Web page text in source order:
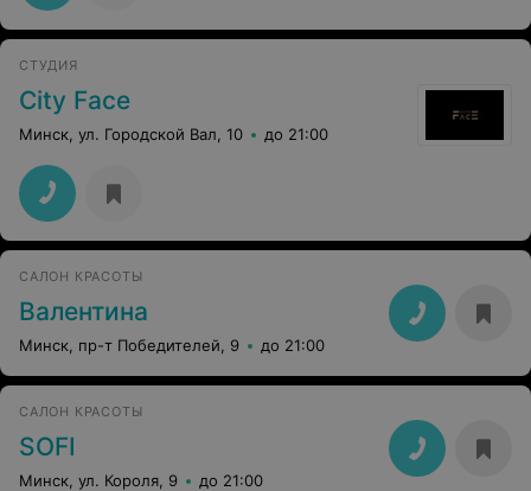
свои возможности.
СТУДИЯ
City Face
Минск, ул. Городской Вал, 10 до 21:00
САЛОН КРАСОТЫ
Валентина
Минск, пр-т Победителей, 9 до 21:00
САЛОН КРАСОТЫ
SOFI
Минск, ул. Короля, 9 до 21:00